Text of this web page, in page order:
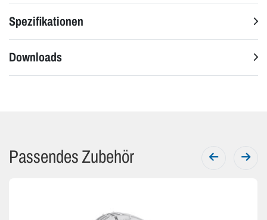
Spezifikationen
Downloads
Passendes Zubehör